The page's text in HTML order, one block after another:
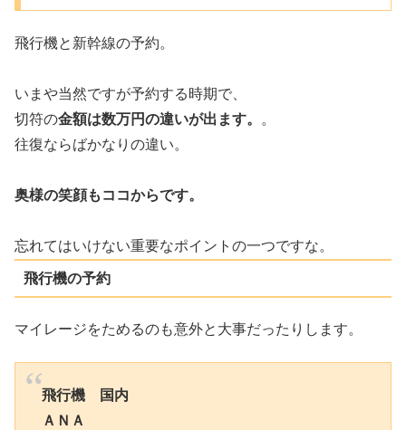
飛行機と新幹線の予約。
いまや当然ですが予約する時期で、
切符の金額は数万円の違いが出ます。
。
往復ならばかなりの違い。
奥様の笑顔もココからです。
忘れてはいけない重要なポイントの一つですな。
飛行機の予約
マイレージをためるのも意外と大事だったりします。
飛行機 国内
ＡＮＡ